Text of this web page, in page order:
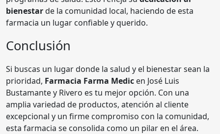
bienestarde la comunidad local, haciendo de esta
farmacia un lugar confiable y querido.
Conclusión
Si buscas un lugar donde la salud y el bienestar sean la
prioridad, Farmacia Farma Medic en José Luis
Bustamante y Rivero es tu mejor opción. Con una
amplia variedad de productos, atención al cliente
excepcional y un firme compromiso con la comunidad,
esta farmacia se consolida como un pilar en el área.